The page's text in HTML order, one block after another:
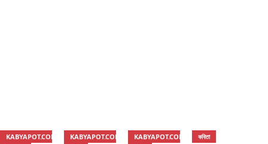
KABYAPOT.COM
KABYAPOT.COM
KABYAPOT.COM
কবিতা